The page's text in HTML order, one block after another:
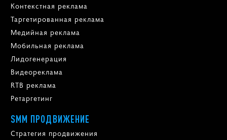
Контекстная реклама
Таргетированная реклама
Медийная реклама
Мобильная реклама
Лидогенерация
Видеореклама
RTB реклама
Ретаргетинг
SMM ПРОДВИЖЕНИЕ
Стратегия продвижения